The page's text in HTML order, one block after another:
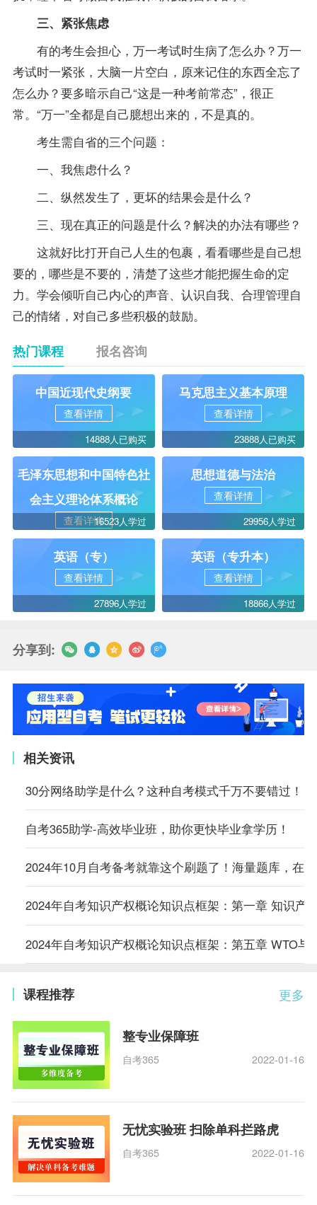
三、紧张焦虑
有的考生会担心，万一考试时生病了怎么办？万一
考试时一紧张，大脑一片空白，原来记住的东西全忘了
怎么办？要多暗示自己“这是一种考前常态”，很正
常。“万一”全都是自己臆想出来的，不是真的。
考生需自省的三个问题：
一、我焦虑什么？
二、纵然发生了，更坏的结果会是什么？
三、现在真正的问题是什么？解决的办法有哪些？
这就好比打开自己人生的包裹，看看哪些是自己想
要的，哪些是不要的，清楚了这些才能把握生命的定
力。学会倾听自己内心的声音、认识自我、合理管理自
己的情绪，对自己多些积极的鼓励。
热门课程 报名咨询
中国近现代史纲要
查看详情
14888人已购买
马克思主义基本原理
查看详情
23888人已购买
毛泽东思想和中国特色社
会主义理论体系概论
查看详情16523人学过
思想道德与法治
查看详情
29956人学过
英语（专）
查看详情
27896人学过
英语（专升本）
查看详情
18866人学过
分享到:
相关资讯
30分网络助学是什么？这种自考模式千万不要错过！
自考365助学-高效毕业班，助你更快毕业拿学历！
2024年10月自考备考就靠这个刷题了！海量题库，在
2024年自考知识产权概论知识点框架：第一章 知识产
2024年自考知识产权概论知识点框架：第五章 WTO与
更多
课程推荐
整专业保障班
自考365 2022-01-16
无忧实验班 扫除单科拦路虎
自考365 2022-01-16